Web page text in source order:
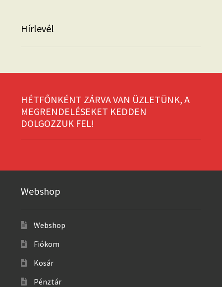
Hírlevél
HÉTFŐNKÉNT ZÁRVA VAN ÜZLETÜNK, A
MEGRENDELÉSEKET KEDDEN
DOLGOZZUK FEL!
Webshop
Webshop
Fiókom
Kosár
Pénztár